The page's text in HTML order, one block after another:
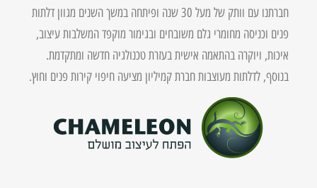
חברתנו עם וותק של מעל 30 שנה ופיתחה במשך השנים מגוון דלתות
פנים וכניסה מחומרי גלם משובחים ובגימור מוקפד המשלבות עיצוב,
איכות, ויוקרה בהתאמה אישית בעזרת טכנולגיה חדשה ומתקדמת.
בנוסף, לדלתות מעוצבות חברת קמיליון מציעה חיפוי קירות פנים וחוץ.